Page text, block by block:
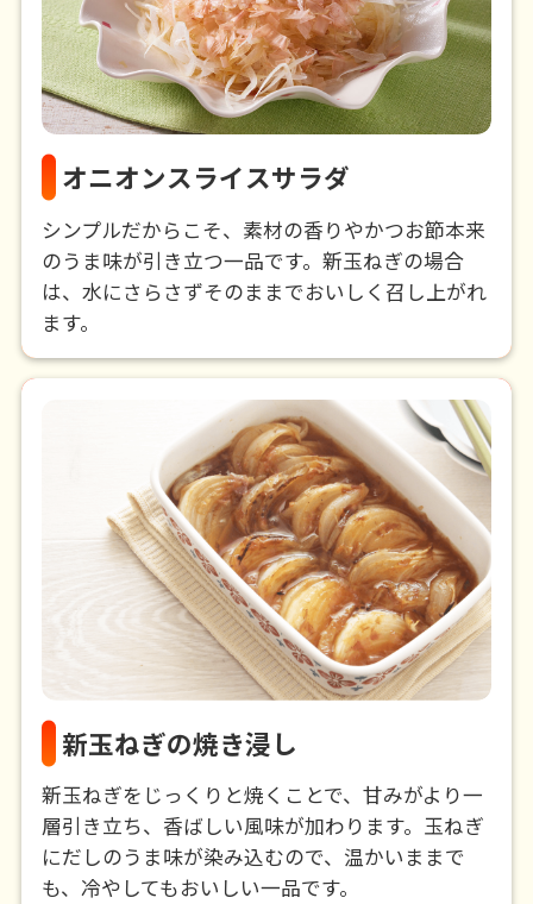
オニオンスライスサラダ
シンプルだからこそ、素材の香りやかつお節本来
のうま味が引き立つ一品です。新玉ねぎの場合
は、水にさらさずそのままでおいしく召し上がれ
ます。
新玉ねぎの焼き浸し
新玉ねぎをじっくりと焼くことで、甘みがより一
層引き立ち、香ばしい風味が加わります。玉ねぎ
にだしのうま味が染み込むので、温かいままで
も、冷やしてもおいしい一品です。